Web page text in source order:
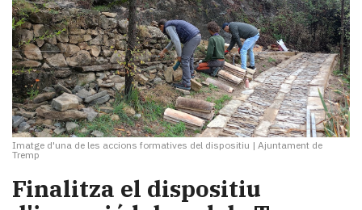
Imatge d'una de les accions formatives del dispositiu | Ajuntament de
Tremp
Finalitza el dispositiu